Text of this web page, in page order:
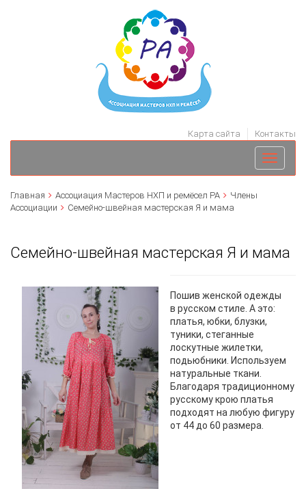
Карта сайта Контакты
Toggle
Главная Ассоциация Мастеров НХП и ремёсел РА
Члены
Ассоциации
Семейно-швейная мастерская Я и мама
Семейно-швейная мастерская Я и мама
Пошив женской одежды
в русском стиле. А это:
платья, юбки, блузки,
туники, стеганные
лоскутные жилетки,
подьюбники. Используем
натуральные ткани.
Благодаря традиционному
русскому крою платья
подходят на любую фигуру
от 44 до 60 размера.